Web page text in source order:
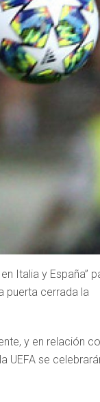
Italia y España”
puerta cerrada la
y en relación
UEFA se